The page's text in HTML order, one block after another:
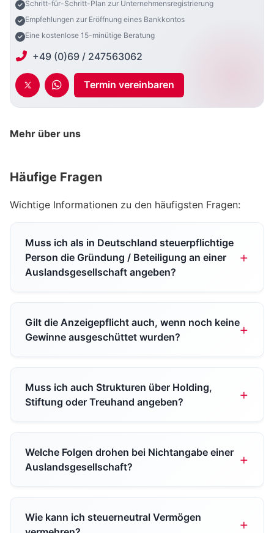
Schritt-für-Schritt-Plan zur Unternehmensregistrierung
Empfehlungen zur Eröffnung eines Bankkontos
Eine kostenlose 15-minütige Beratung
+49 (0)69 / 247563062
Termin vereinbaren
Mehr über uns
Häufige Fragen
Wichtige Informationen zu den häufigsten Fragen:
Muss ich als in Deutschland steuerpflichtige
Person die Gründung / Beteiligung an einer
Auslandsgesellschaft angeben?
Gilt die Anzeigepflicht auch, wenn noch keine
Gewinne ausgeschüttet wurden?
Muss ich auch Strukturen über Holding,
Stiftung oder Treuhand angeben?
Welche Folgen drohen bei Nichtangabe einer
Auslandsgesellschaft?
Wie kann ich steuerneutral Vermögen